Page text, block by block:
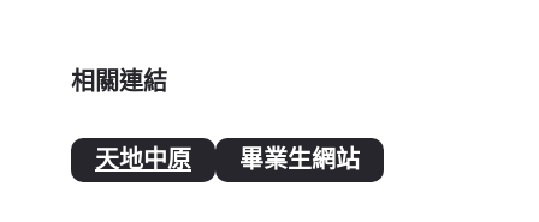
相關連結
天地中原 畢業生網站